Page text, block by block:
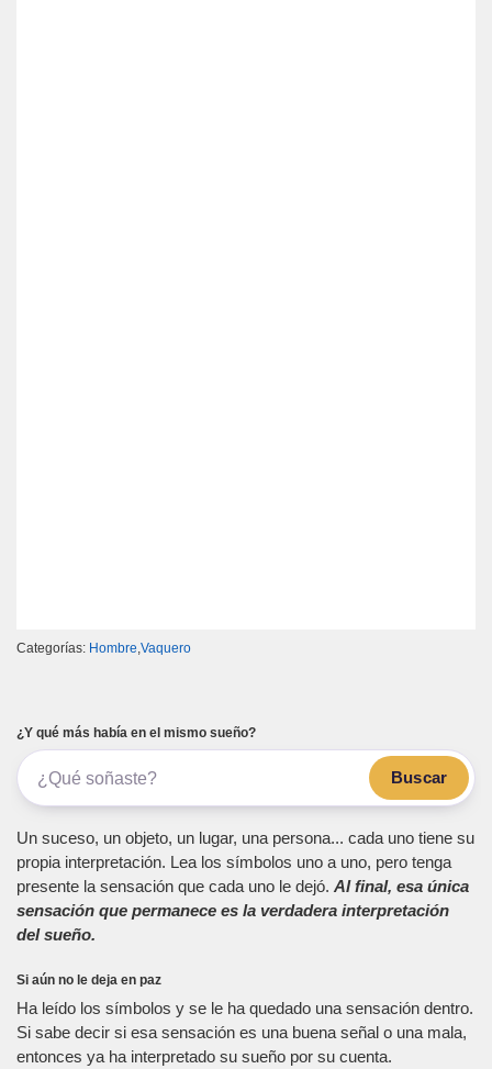
Categorías: Hombre,Vaquero
¿Y qué más había en el mismo sueño?
Buscar
Un suceso, un objeto, un lugar, una persona... cada uno tiene su
propia interpretación. Lea los símbolos uno a uno, pero tenga
presente la sensación que cada uno le dejó. Al final, esa única
sensación que permanece es la verdadera interpretación
del sueño.
Si aún no le deja en paz
Ha leído los símbolos y se le ha quedado una sensación dentro.
Si sabe decir si esa sensación es una buena señal o una mala,
entonces ya ha interpretado su sueño por su cuenta.